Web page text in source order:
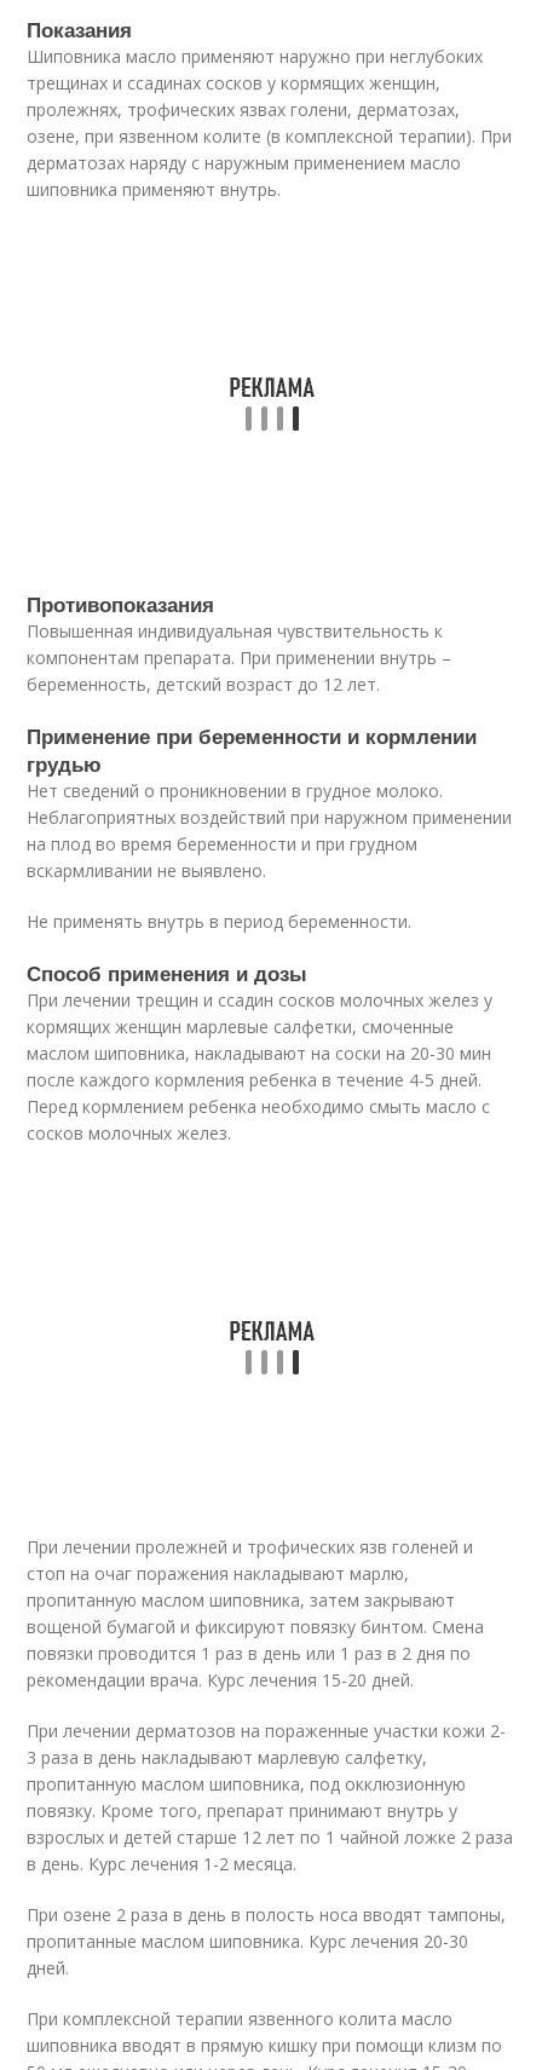
Показания
Шиповника масло применяют наружно при неглубоких
трещинах и ссадинах сосков у кормящих женщин,
пролежнях, трофических язвах голени, дерматозах,
озене, при язвенном колите (в комплексной терапии). При
дерматозах наряду с наружным применением масло
шиповника применяют внутрь.
Противопоказания
Повышенная индивидуальная чувствительность к
компонентам препарата. При применении внутрь –
беременность, детский возраст до 12 лет.
Применение при беременности и кормлении
грудью
Нет сведений о проникновении в грудное молоко.
Неблагоприятных воздействий при наружном применении
на плод во время беременности и при грудном
вскармливании не выявлено.
Не применять внутрь в период беременности.
Способ применения и дозы
При лечении трещин и ссадин сосков молочных желез у
кормящих женщин марлевые салфетки, смоченные
маслом шиповника, накладывают на соски на 20-30 мин
после каждого кормления ребенка в течение 4-5 дней.
Перед кормлением ребенка необходимо смыть масло с
сосков молочных желез.
При лечении пролежней и трофических язв голеней и
стоп на очаг поражения накладывают марлю,
пропитанную маслом шиповника, затем закрывают
вощеной бумагой и фиксируют повязку бинтом. Смена
повязки проводится 1 раз в день или 1 раз в 2 дня по
рекомендации врача. Курс лечения 15-20 дней.
При лечении дерматозов на пораженные участки кожи 2-
3 раза в день накладывают марлевую салфетку,
пропитанную маслом шиповника, под окклюзионную
повязку. Кроме того, препарат принимают внутрь у
взрослых и детей старше 12 лет по 1 чайной ложке 2 раза
в день. Курс лечения 1-2 месяца.
При озене 2 раза в день в полость носа вводят тампоны,
пропитанные маслом шиповника. Курс лечения 20-30
дней.
При комплексной терапии язвенного колита масло
шиповника вводят в прямую кишку при помощи клизм по